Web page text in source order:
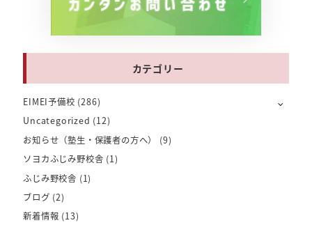
カテゴリー
EIMEI予備校 (286)
Uncategorized (12)
お知らせ（塾生・保護者の方へ）
(9)
ソヨカふじみ野校舎 (1)
ふじみ野校舎 (1)
ブログ (2)
新着情報 (13)